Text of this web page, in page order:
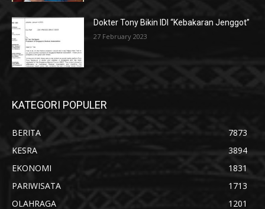
Dokter Tony Bikin IDI “Kebakaran Jenggot”
27 February 2023
KATEGORI POPULER
BERITA
7873
KESRA
3894
EKONOMI
1831
PARIWISATA
1713
OLAHRAGA
1201